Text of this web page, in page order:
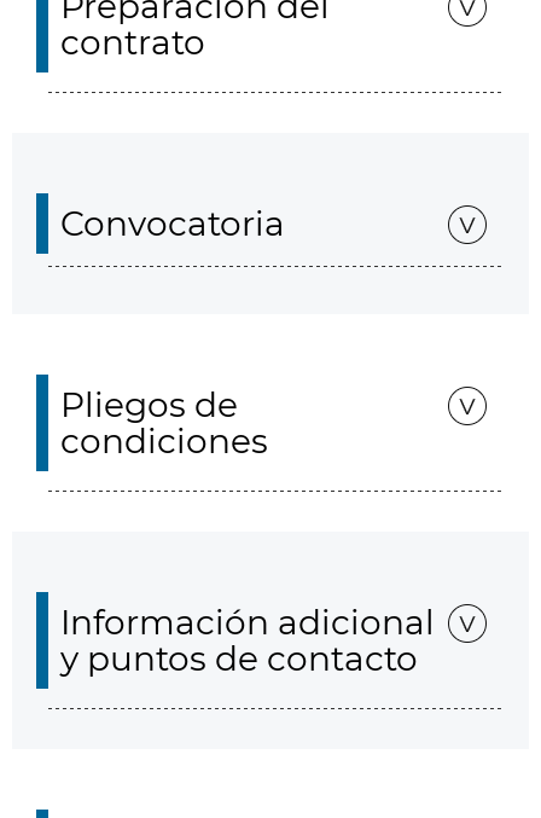
contrato
Convocatoria
Pliegos de
condiciones
Información adicional
y puntos de contacto